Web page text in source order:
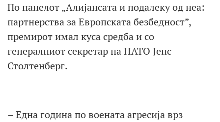
По панелот „Алијансата и подалеку од неа:
партнерства за Европската безбедност”,
премирот имал куса средба и со
генералниот секретар на НАТО Јенс
Столтенберг.
– Една година по воената агресија врз